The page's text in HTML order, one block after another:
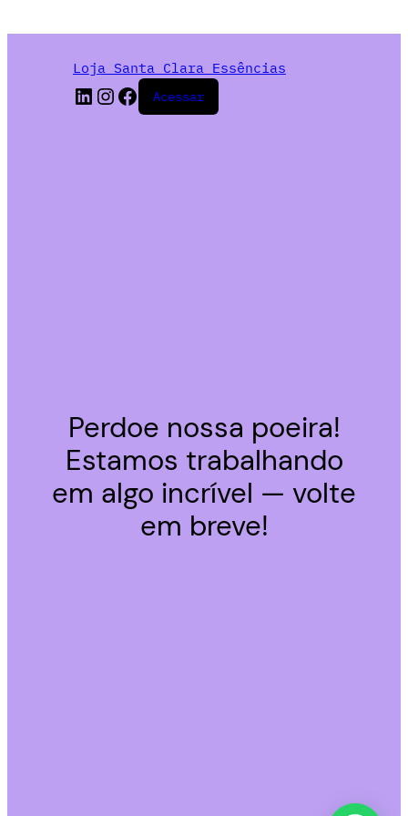
Loja Santa Clara Essências
Acessar
Perdoe nossa poeira!
Estamos trabalhando
em algo incrível — volte
em breve!